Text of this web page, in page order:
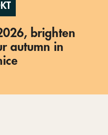
brighten
autumn in